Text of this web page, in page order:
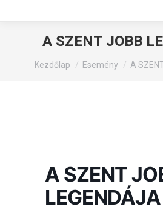
A SZENT JOBB
You are here:
Kezdőlap Esemény A
A SZENT
LEGENDÁJA